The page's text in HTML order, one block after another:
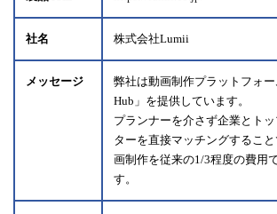
社名 株式会社Lumii
メッセージ
弊社は動画制作プラットフォ
Hub」を提供しています。
プランナーを介さず企業とト
ターを直接マッチングするこ
画制作を従来の1/3程度の費用
す。